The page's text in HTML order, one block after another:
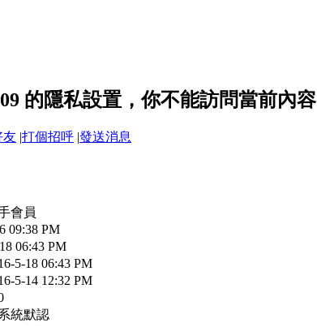
的隱私設置，你不能訪問當前內容
友 |打個招呼 |發送消息
會員
09:38 PM
06:43 PM
5-18 06:43 PM
5-14 12:32 PM
統默認